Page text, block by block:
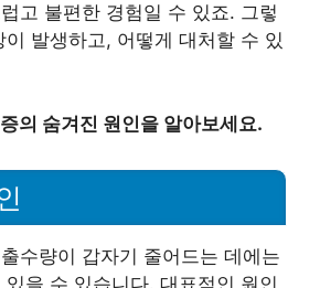
고 불편한 경험일 수 있죠. 그렇
발생하고, 어떻게 대처할 수 있
의 숨겨진 원인을 알아보세요.
수량이 갑자기 줄어드는 데에는